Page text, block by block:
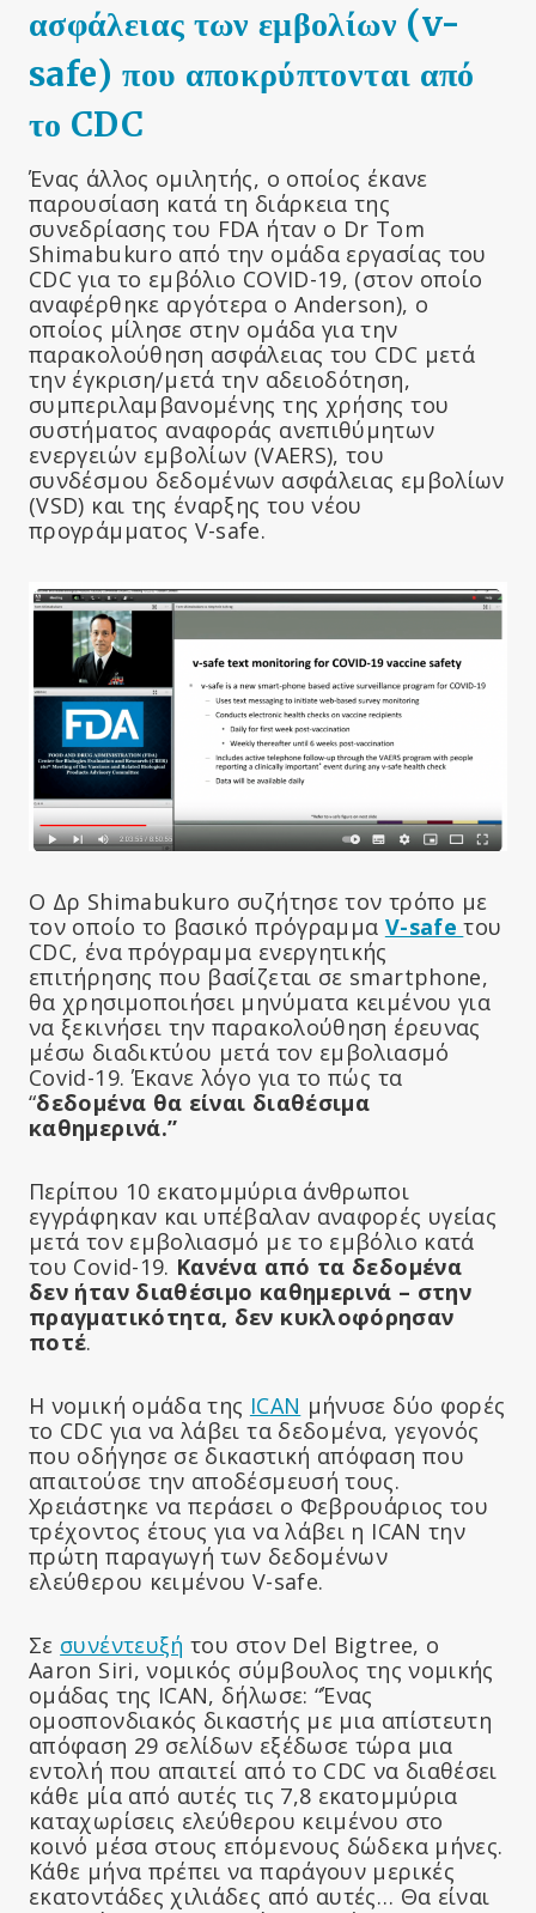
ασφάλειας των εμβολίων (v-
safe) που αποκρύπτονται από
το CDC
Ένας άλλος ομιλητής, ο οποίος έκανε
παρουσίαση κατά τη διάρκεια της
συνεδρίασης του FDA ήταν ο Dr Tom
Shimabukuro από την ομάδα εργασίας του
CDC για το εμβόλιο COVID-19, (στον οποίο
αναφέρθηκε αργότερα ο Anderson), ο
οποίος μίλησε στην ομάδα για την
παρακολούθηση ασφάλειας του CDC μετά
την έγκριση/μετά την αδειοδότηση,
συμπεριλαμβανομένης της χρήσης του
συστήματος αναφοράς ανεπιθύμητων
ενεργειών εμβολίων (VAERS), του
συνδέσμου δεδομένων ασφάλειας εμβολίων
(VSD) και της έναρξης του νέου
προγράμματος V-safe.
Ο Δρ Shimabukuro συζήτησε τον τρόπο με
τον οποίο το βασικό πρόγραμμα V-safeτου
CDC, ένα πρόγραμμα ενεργητικής
επιτήρησης που βασίζεται σε smartphone,
θα χρησιμοποιήσει μηνύματα κειμένου για
να ξεκινήσει την παρακολούθηση έρευνας
μέσω διαδικτύου μετά τον εμβολιασμό
Covid-19. Έκανε λόγο για το πώς τα
“δεδομένα θα είναι διαθέσιμα
καθημερινά.”
Περίπου 10 εκατομμύρια άνθρωποι
εγγράφηκαν και υπέβαλαν αναφορές υγείας
μετά τον εμβολιασμό με το εμβόλιο κατά
του Covid-19. Κανένα από τα δεδομένα
δεν ήταν διαθέσιμο καθημερινά – στην
πραγματικότητα, δεν κυκλοφόρησαν
ποτέ.
Η νομική ομάδα της ICAN μήνυσε δύο φορές
το CDC για να λάβει τα δεδομένα, γεγονός
που οδήγησε σε δικαστική απόφαση που
απαιτούσε την αποδέσμευσή τους.
Χρειάστηκε να περάσει ο Φεβρουάριος του
τρέχοντος έτους για να λάβει η ICAN την
πρώτη παραγωγή των δεδομένων
ελεύθερου κειμένου V-safe.
Σε συνέντευξή του στον Del Bigtree, ο
Aaron Siri, νομικός σύμβουλος της νομικής
ομάδας της ICAN, δήλωσε: “Ένας
ομοσπονδιακός δικαστής με μια απίστευτη
απόφαση 29 σελίδων εξέδωσε τώρα μια
εντολή που απαιτεί από το CDC να διαθέσει
κάθε μία από αυτές τις 7,8 εκατομμύρια
καταχωρίσεις ελεύθερου κειμένου στο
κοινό μέσα στους επόμενους δώδεκα μήνες.
Κάθε μήνα πρέπει να παράγουν μερικές
εκατοντάδες χιλιάδες από αυτές… Θα είναι